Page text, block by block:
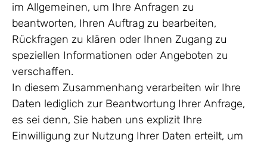
im Allgemeinen, um Ihre Anfragen zu
beantworten, Ihren Auftrag zu bearbeiten,
Rückfragen zu klären oder Ihnen Zugang zu
speziellen Informationen oder Angeboten zu
verschaffen.
In diesem Zusammenhang verarbeiten wir Ihre
Daten lediglich zur Beantwortung Ihrer Anfrage,
es sei denn, Sie haben uns explizit Ihre
Einwilligung zur Nutzung Ihrer Daten erteilt, um